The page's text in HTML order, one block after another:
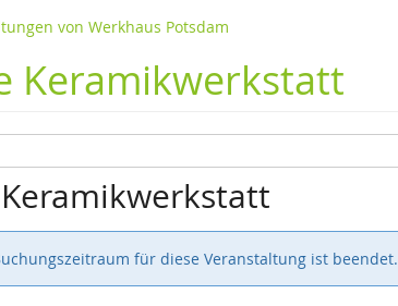
von Werkhaus Potsdam
Keramikwerkstatt
für diese Veranstaltung ist beendet.